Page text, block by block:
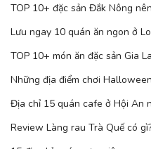
TOP 10+ đặc sản Đắk Nông
Lưu ngay 10 quán ăn ngon ở
TOP 10+ món ăn đặc sản Gia
Những địa điểm chơi
Địa chỉ 15 quán cafe ở Hội An
Review Làng rau Trà Quế có